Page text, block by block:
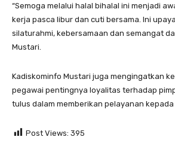
“Semoga melalui halal bihalal ini menjadi
kerja pasca libur dan cuti bersama. Ini
silaturahmi, kebersamaan dan semangat
Mustari.
Kadiskominfo Mustari juga mengingatkan
pegawai pentingnya loyalitas terhadap
tulus dalam memberikan pelayanan
Post Views: 395